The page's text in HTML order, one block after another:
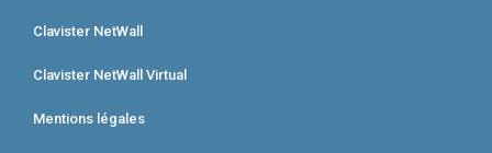
Clavister NetWall
Clavister NetWall Virtual
Mentions légales